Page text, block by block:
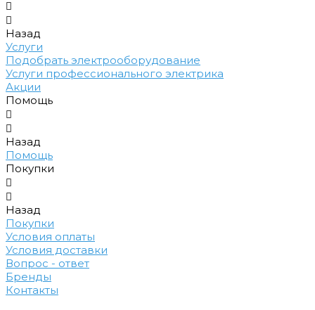
Назад
Услуги
Подобрать электрооборудование
Услуги профессионального электрика
Акции
Помощь
Назад
Помощь
Покупки
Назад
Покупки
Условия оплаты
Условия доставки
Вопрос - ответ
Бренды
Контакты